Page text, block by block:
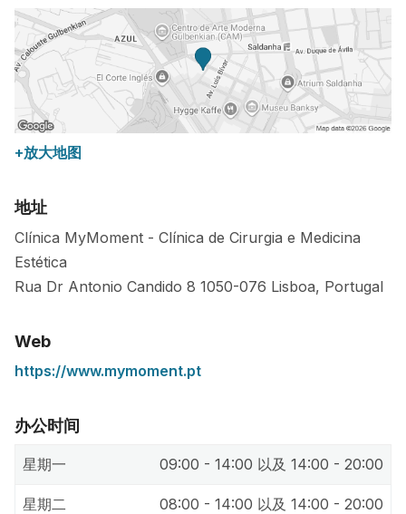
+放大地图
地址
Clínica MyMoment - Clínica de Cirurgia e Medicina
Estética
Rua Dr Antonio Candido 8 1050-076 Lisboa, Portugal
Web
https://www.mymoment.pt
办公时间
星期一 09:00 - 14:00 以及 14:00 - 20:00
星期二 08:00 - 14:00 以及 14:00 - 20:00